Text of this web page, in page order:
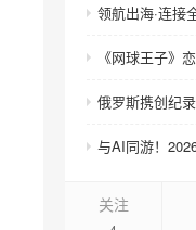
俄罗斯携创纪
与AI同游！
关注